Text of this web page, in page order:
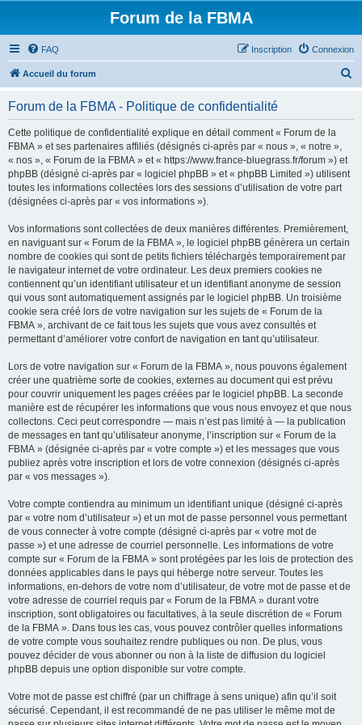
Forum de la FBMA
FAQ Connexion
Inscription
Accueil du forum
Forum de la FBMA - Politique de confidentialité
Cette politique de confidentialité explique en détail comment « Forum de la
FBMA » et ses partenaires affiliés (désignés ci-après par « nous », « notre »,
« nos », « Forum de la FBMA » et « https://www.france-bluegrass.fr/forum ») et
phpBB (désigné ci-après par « logiciel phpBB » et « phpBB Limited ») utilisent
toutes les informations collectées lors des sessions d’utilisation de votre part
(désignées ci-après par « vos informations »).
Vos informations sont collectées de deux manières différentes. Premièrement,
en naviguant sur « Forum de la FBMA », le logiciel phpBB génèrera un certain
nombre de cookies qui sont de petits fichiers téléchargés temporairement par
le navigateur internet de votre ordinateur. Les deux premiers cookies ne
contiennent qu’un identifiant utilisateur et un identifiant anonyme de session
qui vous sont automatiquement assignés par le logiciel phpBB. Un troisième
cookie sera créé lors de votre navigation sur les sujets de « Forum de la
FBMA », archivant de ce fait tous les sujets que vous avez consultés et
permettant d’améliorer votre confort de navigation en tant qu’utilisateur.
Lors de votre navigation sur « Forum de la FBMA », nous pouvons également
créer une quatrième sorte de cookies, externes au document qui est prévu
pour couvrir uniquement les pages créées par le logiciel phpBB. La seconde
manière est de récupérer les informations que vous nous envoyez et que nous
collectons. Ceci peut correspondre — mais n’est pas limité à — la publication
de messages en tant qu’utilisateur anonyme, l’inscription sur « Forum de la
FBMA » (désignée ci-après par « votre compte ») et les messages que vous
publiez après votre inscription et lors de votre connexion (désignés ci-après
par « vos messages »).
Votre compte contiendra au minimum un identifiant unique (désigné ci-après
par « votre nom d’utilisateur ») et un mot de passe personnel vous permettant
de vous connecter à votre compte (désigné ci-après par « votre mot de
passe ») et une adresse de courriel personnelle. Les informations de votre
compte sur « Forum de la FBMA » sont protégées par les lois de protection des
données applicables dans le pays qui héberge notre serveur. Toutes les
informations, en-dehors de votre nom d’utilisateur, de votre mot de passe et de
votre adresse de courriel requis par « Forum de la FBMA » durant votre
inscription, sont obligatoires ou facultatives, à la seule discrétion de « Forum
de la FBMA ». Dans tous les cas, vous pouvez contrôler quelles informations
de votre compte vous souhaitez rendre publiques ou non. De plus, vous
pouvez décider de vous abonner ou non à la liste de diffusion du logiciel
phpBB depuis une option disponible sur votre compte.
Votre mot de passe est chiffré (par un chiffrage à sens unique) afin qu’il soit
sécurisé. Cependant, il est recommandé de ne pas utiliser le même mot de